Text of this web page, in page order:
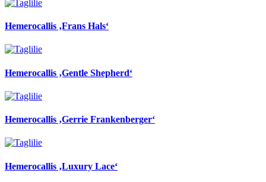
Hemerocallis ‚Frans Hals‘
Hemerocallis ‚Gentle Shepherd‘
Hemerocallis ‚Gerrie Frankenberger‘
Hemerocallis ‚Luxury Lace‘